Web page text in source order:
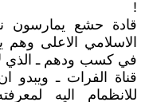
!
قادة حشع يمارسون
الاسلامي الاعلى وهم
في كسب ودهم ـ الذي
قناة الفرات ـ ويبدو
للانظمام اليه